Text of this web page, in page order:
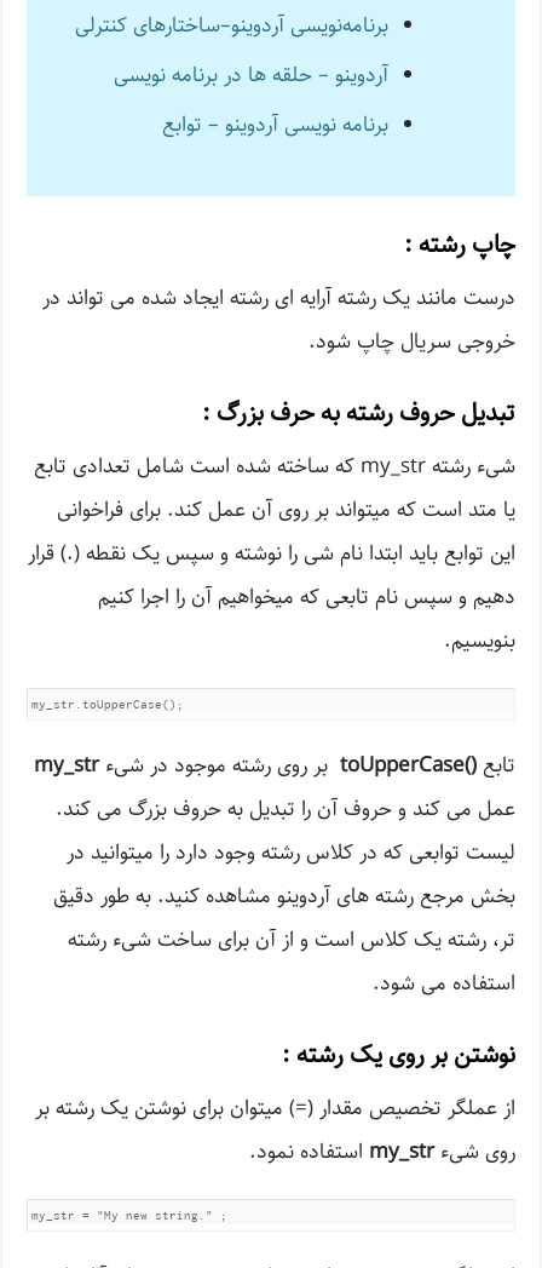
برنامه‌نویسی آردوینو–ساختارهای کنترلی
آردوینو – حلقه ها در برنامه نویسی
برنامه نویسی آردوینو – توابع
چاپ رشته :
درست مانند یک رشته آرایه ای رشته ایجاد شده می تواند در
خروجی سریال چاپ شود.
تبدیل حروف رشته به حرف بزرگ :
شیء رشته my_str که ساخته شده است شامل تعدادی تابع
یا متد است که میتواند بر روی آن عمل کند. برای فراخوانی
این توابع باید ابتدا نام شی را نوشته و سپس یک نقطه (.) قرار
دهیم و سپس نام تابعی که میخواهیم آن را اجرا کنیم
بنویسیم.
my_str.toUpperCase();
تابع()
toUpperCase بر روی رشته موجود در شیءmy_str
عمل می کند و حروف آن را تبدیل به حروف بزرگ می کند.
لیست توابعی که در کلاس رشته وجود دارد را میتوانید در
بخش مرجع رشته های آردوینو مشاهده کنید. به طور دقیق
تر، رشته یک کلاس است و از آن برای ساخت شیء رشته
استفاده می شود.
نوشتن بر روی یک رشته :
از عملگر تخصیص مقدار (=) میتوان برای نوشتن یک رشته بر
روی شیءmy_str استفاده نمود.
my_str = "My new string." ;